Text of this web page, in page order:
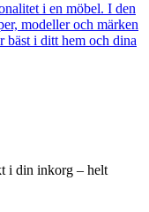
i en möbel. I den
modeller och märken
bäst i ditt hem och dina
i din inkorg – helt